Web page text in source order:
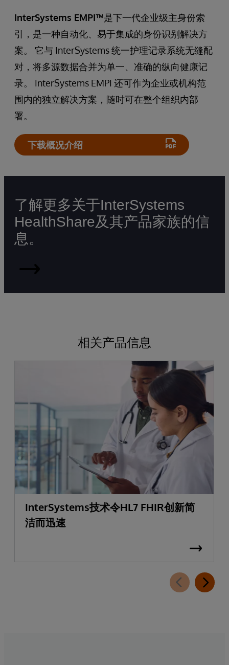
InterSystems EMPI™是下一代企业级主身份索
引，是一种自动化、易于集成的身份识别解决方
案。 它与 InterSystems 统一护理记录系统无缝配
对，将多源数据合并为单一、准确的纵向健康记
录。 InterSystems EMPI 还可作为企业或机构范
围内的独立解决方案，随时可在整个组织内部
署。
下载概况介绍
了解更多关于InterSystems
HealthShare及其产品家族的信
息。
HealthShare
相关产品信息
InterSystems技术令HL7 FHIR创新简
洁而迅速